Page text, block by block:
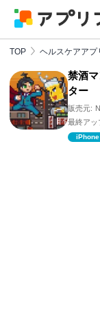
TOP ヘルスケアアプ
禁酒
ター
販売元:
最終アッ
iPhone